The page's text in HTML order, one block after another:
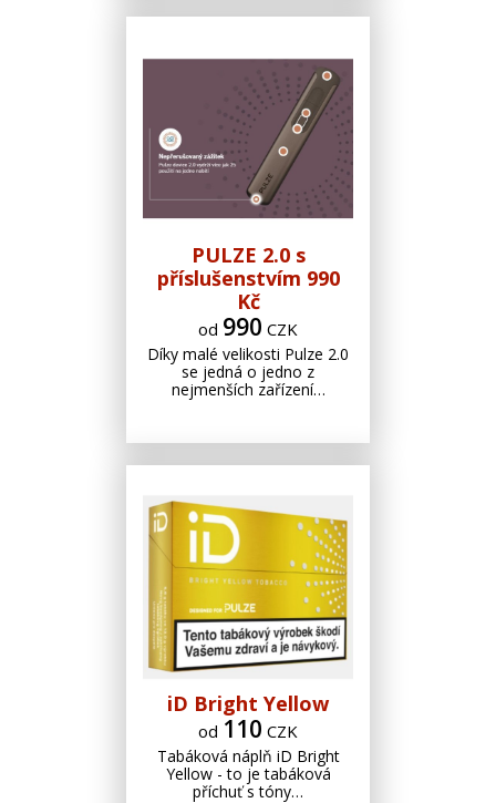
PULZE 2.0 s
příslušenstvím 990
Kč
od 990 CZK
Díky malé velikosti Pulze 2.0
se jedná o jedno z
nejmenších zařízení…
iD Bright Yellow
od 110 CZK
Tabáková náplň iD Bright
Yellow - to je tabáková
příchuť s tóny…